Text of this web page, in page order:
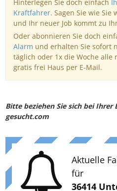
Hinterlegen Sie doch einfach
Kraftfahrer. Sagen Sie wie
und Ihr neuer Job kommt zu
Oder abonnieren Sie doch
Alarm und erhalten Sie sofort
täglich oder 1x die Woche alle
gratis frei Haus per E-Mail.
Bitte beziehen Sie sich bei Ihrer
gesucht.com
Aktuelle
für
36414